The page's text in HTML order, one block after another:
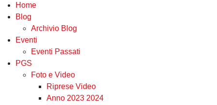
Home
Blog
Archivio Blog
Eventi
Eventi Passati
PGS
Foto e Video
Riprese Video
Anno 2023 2024